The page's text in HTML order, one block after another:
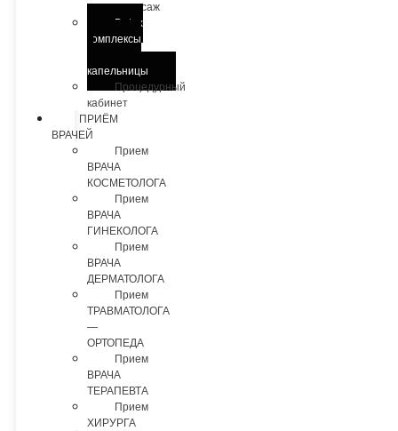
массаж
Detox
комплексы
капельницы
Процедурный
кабинет
ПРИЁМ
ВРАЧЕЙ
Прием
ВРАЧА
КОСМЕТОЛОГА
Прием
ВРАЧА
ГИНЕКОЛОГА
Прием
ВРАЧА
ДЕРМАТОЛОГА
Прием
ТРАВМАТОЛОГА
—
ОРТОПЕДА
Прием
ВРАЧА
ТЕРАПЕВТА
Прием
ХИРУРГА